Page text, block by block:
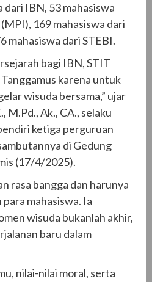
dari IBN, 53 mahasiswa
169 mahasiswa dari
mahasiswa dari STEBI.
bagi IBN, STIT
karena untuk
wisuda bersama,” ujar
M.Pd., Ak., CA., selaku
ketiga perguruan
di Gedung
(17/4/2025).
rasa bangga dan harunya
mahasiswa. Ia
wisuda bukanlah akhir,
baru dalam
nilai-nilai moral, serta